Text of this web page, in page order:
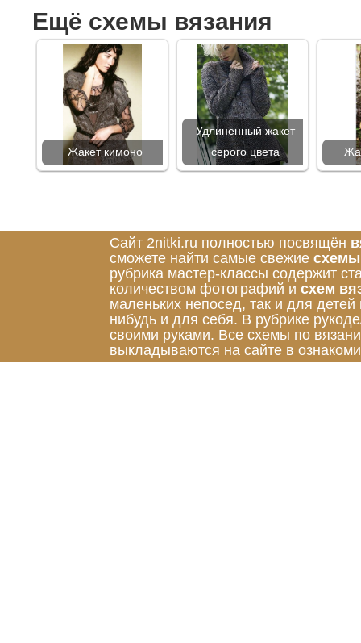
Ещё схемы вязания
Жакет кимоно
Удлиненный жакет
серого цвета
Сайт 2nitki.ru полностью посвящён
сможете найти самые свежие схемы
рубрика мастер-классы содержит
количеством фотографий и схем
маленьких непосед, так и для
нибудь и для себя. В рубрике
своими руками. Все схемы по
выкладываются на сайте в